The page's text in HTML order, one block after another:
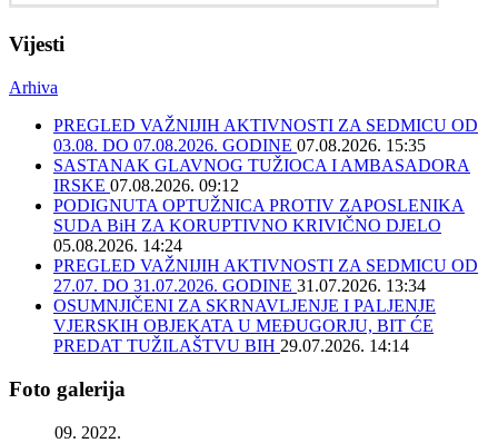
Vijesti
Arhiva
PREGLED VAŽNIJIH AKTIVNOSTI ZA SEDMICU OD
03.08. DO 07.08.2026. GODINE 07.08.2026. 15:35
SASTANAK GLAVNOG TUŽIOCA I AMBASADORA
IRSKE 07.08.2026. 09:12
PODIGNUTA OPTUŽNICA PROTIV ZAPOSLENIKA
SUDA BiH ZA KORUPTIVNO KRIVIČNO DJELO
05.08.2026. 14:24
PREGLED VAŽNIJIH AKTIVNOSTI ZA SEDMICU OD
27.07. DO 31.07.2026. GODINE 31.07.2026. 13:34
OSUMNJIČENI ZA SKRNAVLJENJE I PALJENJE
VJERSKIH OBJEKATA U MEĐUGORJU, BIT ĆE
PREDAT TUŽILAŠTVU BIH 29.07.2026. 14:14
Foto galerija
09. 2022.